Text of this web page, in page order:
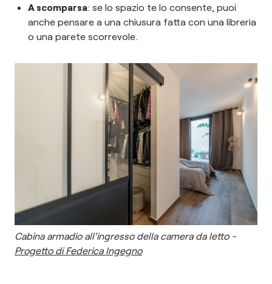
A scomparsa: se lo spazio te lo consente, puoi
anche pensare a una chiusura fatta con una libreria
o una parete scorrevole.
Cabina armadio all'ingresso della camera da letto -
Progetto di Federica Ingegno